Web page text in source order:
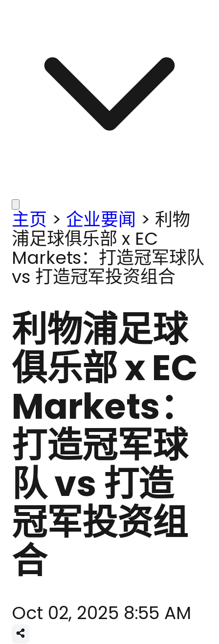
主页 > 企业要闻 > 利物
浦足球俱乐部 x EC
Markets：打造冠军球队
vs 打造冠军投资组合
利物浦足球
俱乐部 x EC
Markets：
打造冠军球
队 vs 打造
冠军投资组
合
Oct 02, 2025 8:55 AM